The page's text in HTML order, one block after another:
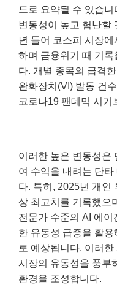
드로 요약될 수 있습
변동성이 높고 험난할
년 들어 코스피 시장
하며 금융위기 때 기록
다. 개별 종목의 급격
완화장치(VI) 발동 건
코로나19 팬데믹 시기
이러한 높은 변동성은
여 수익을 내려는 단타
다. 특히, 2025년 개인
상 최고치를 기록했으
전문가 수준의 AI 에
한 유동성 급증을 활
로 예상됩니다. 이러
시장의 유동성을 풍부
환경을 조성합니다.